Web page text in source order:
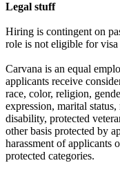
Legal stuff
Hiring is contingent on
role is not eligible for visa
Carvana is an equal
applicants receive
race, color, religion,
expression, marital
disability, protected
other basis protected by
harassment of applicants
protected categories.